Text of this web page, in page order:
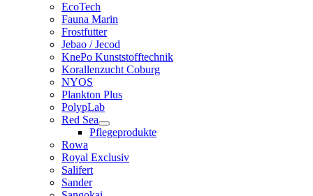
EcoTech
Fauna Marin
Frostfutter
Jebao / Jecod
KnePo Kunststofftechnik
Korallenzucht Coburg
NYOS
Plankton Plus
PolypLab
Red Sea
Pflegeprodukte
Rowa
Royal Exclusiv
Salifert
Sander